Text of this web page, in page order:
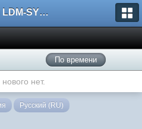
Форум LDM-SYSTEMS
По времени
нет.
Русский (RU)